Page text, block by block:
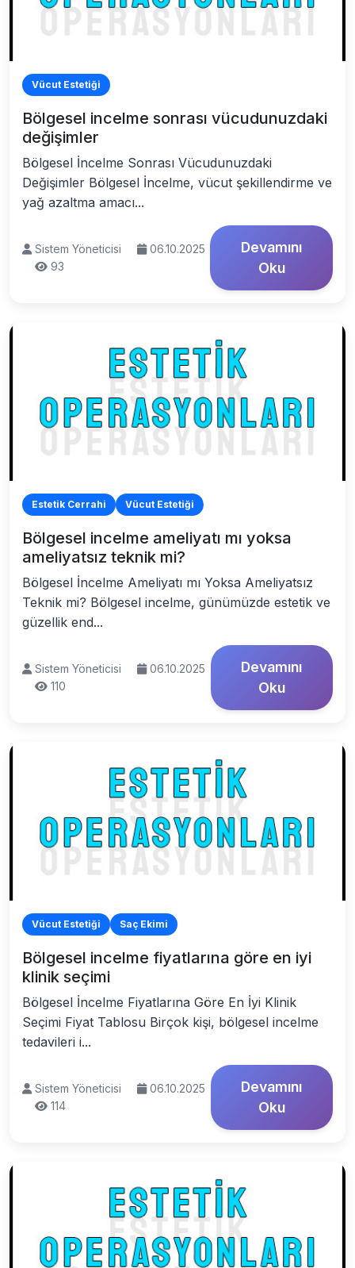
Vücut Estetiği
Bölgesel incelme sonrası vücudunuzdaki
değişimler
Bölgesel İncelme Sonrası Vücudunuzdaki
Değişimler Bölgesel İncelme, vücut şekillendirme ve
yağ azaltma amacı...
Sistem Yöneticisi
06.10.2025
93
Devamını
Oku
Estetik Cerrahi Vücut Estetiği
Bölgesel incelme ameliyatı mı yoksa
ameliyatsız teknik mi?
Bölgesel İncelme Ameliyatı mı Yoksa Ameliyatsız
Teknik mi? Bölgesel incelme, günümüzde estetik ve
güzellik end...
Sistem Yöneticisi
06.10.2025
110
Devamını
Oku
Vücut Estetiği Saç Ekimi
Bölgesel incelme fiyatlarına göre en iyi
klinik seçimi
Bölgesel İncelme Fiyatlarına Göre En İyi Klinik
Seçimi Fiyat Tablosu Birçok kişi, bölgesel incelme
tedavileri i...
Sistem Yöneticisi
06.10.2025
114
Devamını
Oku